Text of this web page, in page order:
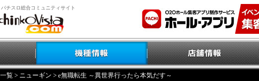
チスロ総合コミュニティサイト
覧 > ニューギン > e無職転生 ～異世界行ったら本気だす～